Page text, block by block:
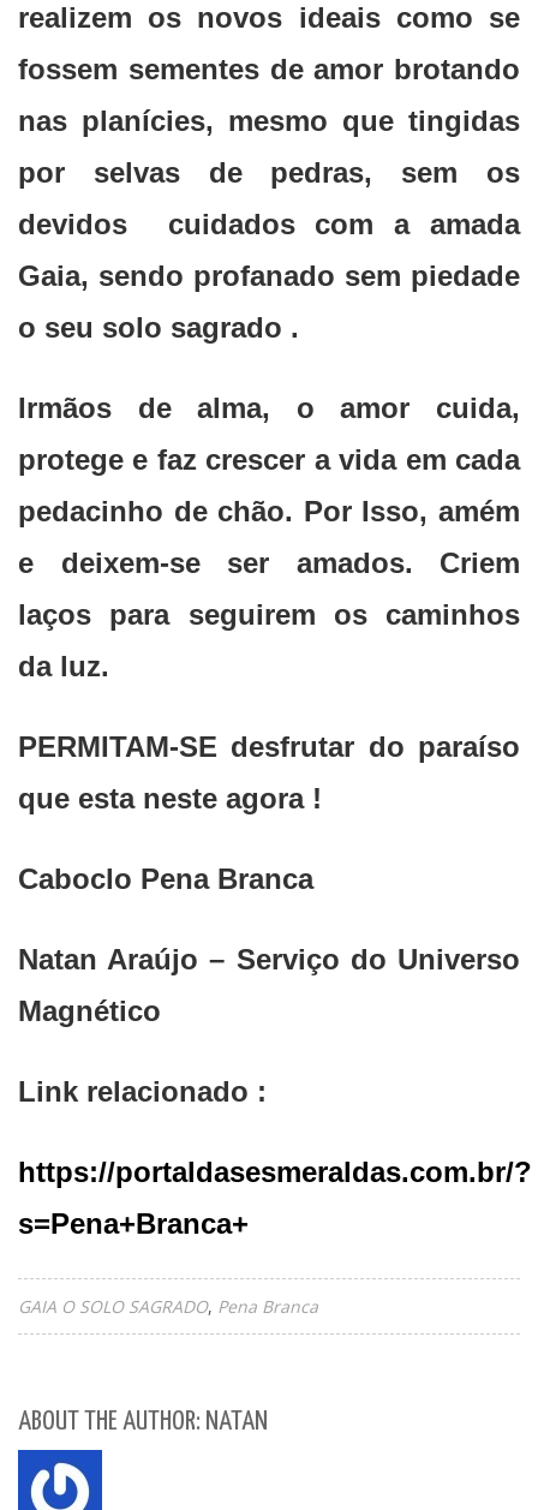
realizem os novos ideais como se
fossem sementes de amor brotando
nas planícies, mesmo que tingidas
por selvas de pedras, sem os
devidos cuidados com a amada
Gaia, sendo profanado sem piedade
o seu solo sagrado .
Irmãos de alma, o amor cuida,
protege e faz crescer a vida em cada
pedacinho de chão. Por Isso, amém
e deixem-se ser amados. Criem
laços para seguirem os caminhos
da luz.
PERMITAM-SE desfrutar do paraíso
que esta neste agora !
Caboclo Pena Branca
Natan Araújo – Serviço do Universo
Magnético
Link relacionado :
https://portaldasesmeraldas.com.br/?
s=Pena+Branca+
GAIA O SOLO SAGRADO Pena Branca
ABOUT THE AUTHOR: NATAN